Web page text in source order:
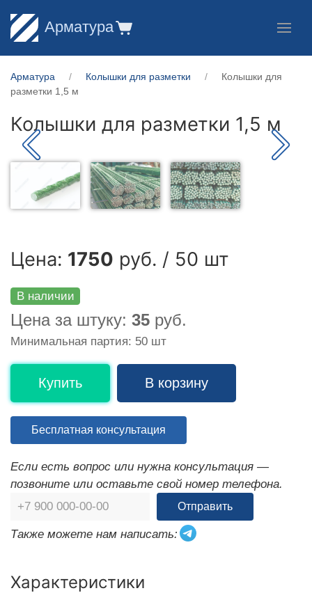
Арматура
Арматура Колышки для разметки
Колышки для
разметки 1,5 м
Колышки для разметки 1,5 м
Цена: 1750 руб. / 50 шт
В наличии
Цена за штуку: 35 руб.
Минимальная партия: 50 шт
Купить В корзину
Бесплатная консультация
Если есть вопрос или нужна консультация —
позвоните или оставьте свой номер телефона.
Отправить
Также можете нам написать:
Характеристики